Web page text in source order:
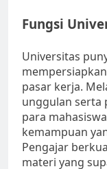
Fungsi
Universitas
pasar kerja.
unggulan serta
para
kemampuan
Pengajar
materi yang